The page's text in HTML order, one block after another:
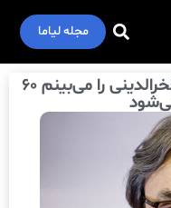
مجله لیاما
حسین علیزاده: هر بار که استاد فخرالدینی را می‌بینم ۶۰